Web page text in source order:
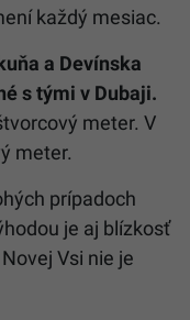
každý mesiac.
a Devínska
s tými v Dubaji.
meter. V
meter.
prípadoch
je aj blízkosť
Vsi nie je